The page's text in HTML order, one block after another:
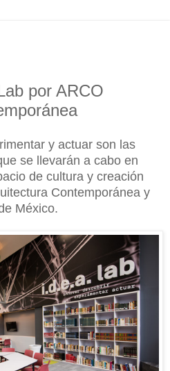
por ARCO
y actuar son las
se llevarán a cabo en
de cultura y creación
Contemporánea y
México.